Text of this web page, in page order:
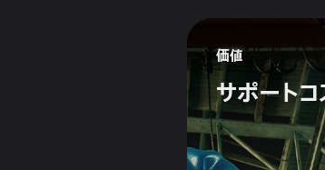
価値
サポートコ